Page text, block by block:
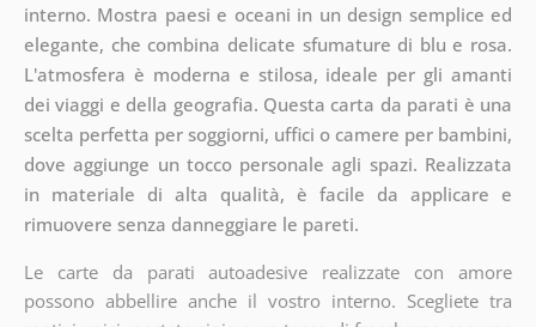
interno. Mostra paesi e oceani in un design semplice ed
elegante, che combina delicate sfumature di blu e rosa.
L'atmosfera è moderna e stilosa, ideale per gli amanti
dei viaggi e della geografia. Questa carta da parati è una
scelta perfetta per soggiorni, uffici o camere per bambini,
dove aggiunge un tocco personale agli spazi. Realizzata
in materiale di alta qualità, è facile da applicare e
rimuovere senza danneggiare le pareti.
Le carte da parati autoadesive realizzate con amore
possono abbellire anche il vostro interno. Scegliete tra